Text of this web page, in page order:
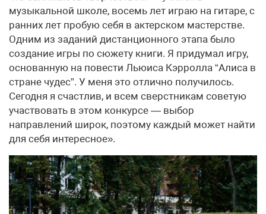
музыкальной школе, восемь лет играю на гитаре, с
ранних лет пробую себя в актерском мастерстве.
Одним из заданий дистанционного этапа было
создание игры по сюжету книги. Я придумал игру,
основанную на повести Льюиса Кэрролла “Алиса в
стране чудес”. У меня это отлично получилось.
Сегодня я счастлив, и всем сверстникам советую
участвовать в этом конкурсе — выбор
направлений широк, поэтому каждый может найти
для себя интересное».